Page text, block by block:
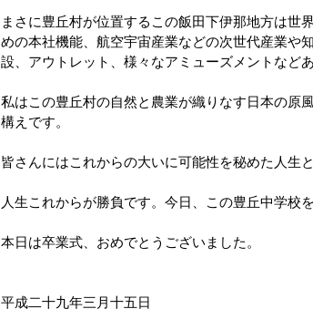
まさに豊丘村が位置するこの飯田下伊那地方は世
めの本社機能、航空宇宙産業などの次世代産業や
設、アウトレット、様々なアミューズメントなど
私はこの豊丘村の自然と農業が織りなす日本の原
構えです。
皆さんにはこれからの大いに可能性を秘めた人生
人生これからが勝負です。今日、この豊丘中学校
本日は卒業式、おめでとうございました。
平成二十九年三月十五日